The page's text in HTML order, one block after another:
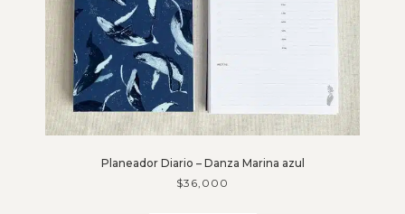
Planeador Diario – Danza Marina azul
$36,000